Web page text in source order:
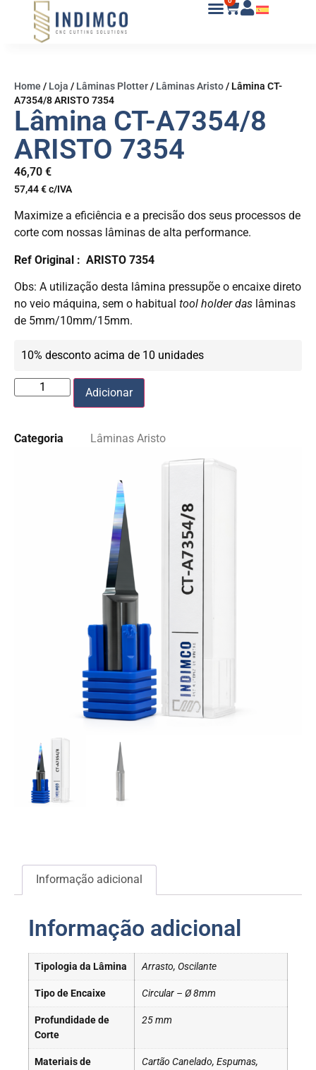
Home/ Loja / Lâminas Plotter/ Lâminas Aristo/ Lâmina CT-
A7354/8 ARISTO 7354
Lâmina CT-A7354/8
ARISTO 7354
46,70 €
57,44€c/IVA
Maximize a eficiência e a precisão dos seus processos de
corte com nossas lâminas de alta performance.
Ref Original : ARISTO 7354
Obs: A utilização desta lâmina pressupõe o encaixe direto
no veio máquina, sem o habitual tool holder das lâminas
de 5mm/10mm/15mm.
10% desconto acima de 10 unidades
Adicionar
Categoria Lâminas Aristo
Informação adicional
Informação adicional
Tipologia da Lâmina Arrasto, Oscilante
Tipo de Encaixe Circular – Ø 8mm
Profundidade de
Corte
25 mm
Materiais de
Cartão Canelado, Espumas,